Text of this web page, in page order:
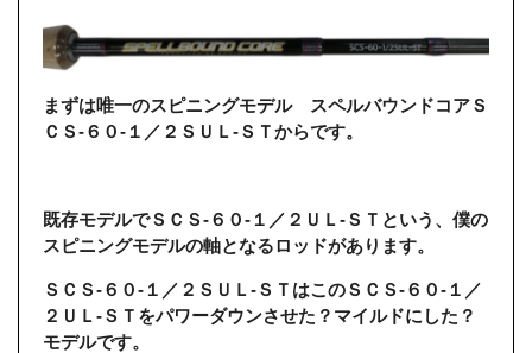
まずは唯一のスピニングモデル スペルバウンドコアＳ
ＣＳ-６０-１／２ＳＵＬ-ＳＴからです。
既存モデルでＳＣＳ-６０-１／２ＵＬ-ＳＴという、僕の
スピニングモデルの軸となるロッドがあります。
ＳＣＳ-６０-１／２ＳＵＬ-ＳＴはこのＳＣＳ-６０-１／
２ＵＬ-ＳＴをパワーダウンさせた？マイルドにした？
モデルです。